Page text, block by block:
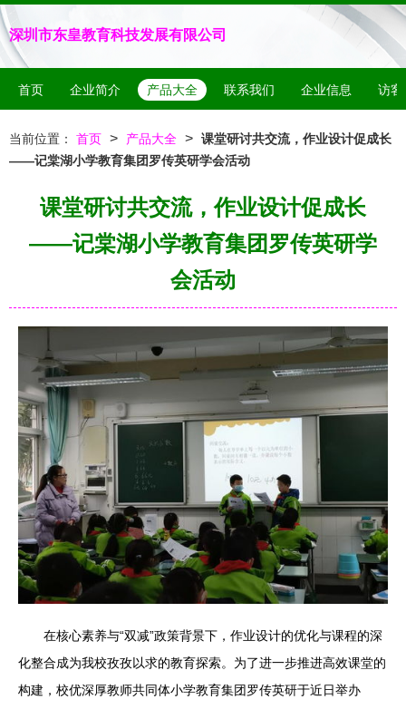
深圳市东皇教育科技发展有限公司
首页 企业简介 产品大全 联系我们 企业信息 访客
当前位置： 首页 > 产品大全 > 课堂研讨共交流，作业设计促成长
——记棠湖小学教育集团罗传英研学会活动
课堂研讨共交流，作业设计促成长
——记棠湖小学教育集团罗传英研学
会活动
在核心素养与“双减”政策背景下，作业设计的优化与课程的深
化整合成为我校孜孜以求的教育探索。为了进一步推进高效课堂的
构建，校优深厚教师共同体小学教育集团罗传英研于近日举办